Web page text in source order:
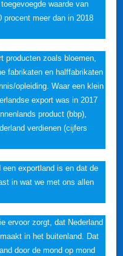
waarde van
meer dan in 2018
producten zoals bloemen,
fabrikaten en halffabrikaten
opleiding. Waar een klein
export was in 2017
product (bbp),
verdienen (cijfers
exportland is en dat de
in wat we met ons allen
ervoor zorgt, dat Nederland
in het buitenland. Dat
door de mond op mond